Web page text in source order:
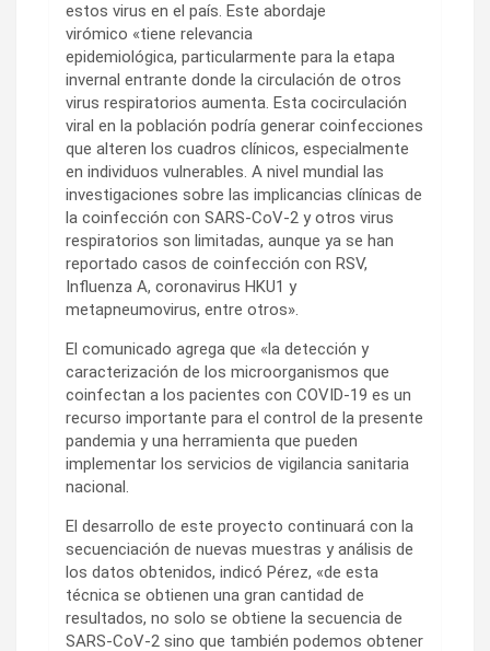
estos virus en el país. Este abordaje
virómico «tiene relevancia
epidemiológica, particularmente para la etapa
invernal entrante donde la circulación de otros
virus respiratorios aumenta. Esta cocirculación
viral en la población podría generar coinfecciones
que alteren los cuadros clínicos, especialmente
en individuos vulnerables. A nivel mundial las
investigaciones sobre las implicancias clínicas de
la coinfección con SARS-CoV-2 y otros virus
respiratorios son limitadas, aunque ya se han
reportado casos de coinfección con RSV,
Influenza A, coronavirus HKU1 y
metapneumovirus, entre otros».
El comunicado agrega que «la detección y
caracterización de los microorganismos que
coinfectan a los pacientes con COVID-19 es un
recurso importante para el control de la presente
pandemia y una herramienta que pueden
implementar los servicios de vigilancia sanitaria
nacional.
El desarrollo de este proyecto continuará con la
secuenciación de nuevas muestras y análisis de
los datos obtenidos, indicó Pérez, «de esta
técnica se obtienen una gran cantidad de
resultados, no solo se obtiene la secuencia de
SARS-CoV-2 sino que también podemos obtener